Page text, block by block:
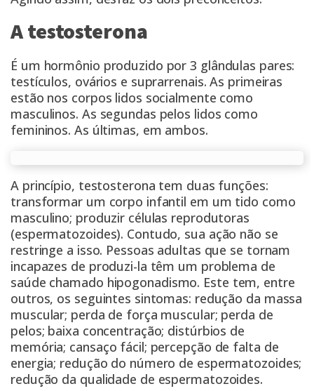
A testosterona
É um hormônio produzido por 3 glândulas pares:
testículos, ovários e suprarrenais. As primeiras
estão nos corpos lidos socialmente como
masculinos. As segundas pelos lidos como
femininos. As últimas, em ambos.
A princípio, testosterona tem duas funções:
transformar um corpo infantil em um tido como
masculino; produzir células reprodutoras
(espermatozoides). Contudo, sua ação não se
restringe a isso. Pessoas adultas que se tornam
incapazes de produzi-la têm um problema de
saúde chamado hipogonadismo. Este tem, entre
outros, os seguintes sintomas: redução da massa
muscular; perda de força muscular; perda de
pelos; baixa concentração; distúrbios de
memória; cansaço fácil; percepção de falta de
energia; redução do número de espermatozoides;
redução da qualidade de espermatozoides.